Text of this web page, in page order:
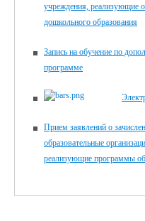
учреждения, реализующие
дошкольного образования
Запись на обучение по
программе
Прием заявлений о
образовательные
реализующие программы